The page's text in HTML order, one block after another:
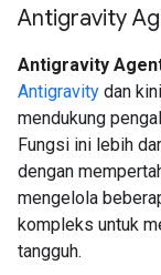
Antigravity
Antigravity
Antigravity dan
mendukung
Fungsi ini lebih
dengan
mengelola
kompleks untuk
tangguh.